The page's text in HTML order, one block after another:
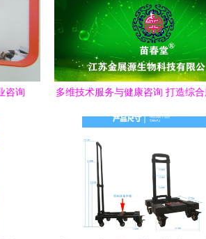
咨询
多维技术服务与健康咨询 打造综